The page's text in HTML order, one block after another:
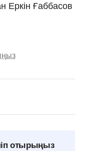
Еркін Ғаббасов
отырыңыз